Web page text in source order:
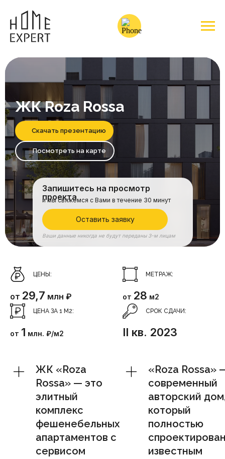
Запишитесь на просмотр
проекта
и мы свяжемся с Вами в течение 30 минут
Ваши данные никогда не будут переданы 3-м лицам
Оставить заявку
ЖК Roza Rossa
Скачать презентацию
Посмотреть на карте
ЦЕНЫ:
от 29,7 млн ₽
МЕТРАЖ:
от 28 м2
ЦЕНА ЗА 1 М2:
от 1 млн. ₽/м2
СРОК СДАЧИ:
II кв. 2023
ЖК «Roza
Rossa» — это
элитный
комплекс
фешенебельных
апартаментов с
сервисом
«Roza Rossa»
современный
авторский
который
полностью
известным